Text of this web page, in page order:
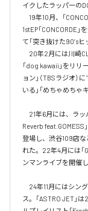
イクしたラッパーの
19年10月、「
1stEP「CONCORDE
て「突き抜けた90’sヒ
20年2月には川崎
「dog kawaii」をリリ
ョン」（TBSラジオ）
いる」「めちゃめちゃ
21年6月には、ラッ
Reverb
登場し、渋谷109店
れた。22年4月には「
ンマンライブを開催し
24年11月にはシング
ス。「ASTRO JET」